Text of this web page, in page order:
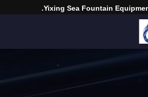
Yixing Sea Fountain